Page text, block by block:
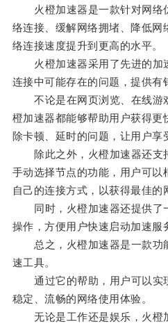
火橙加速器是一款针对网络
络连接、缓解网络拥堵、降低网
络连接速度提升到更高的水平。
火橙加速器采用了先进的加
连接中可能存在的问题，提供有
不论是在网页浏览、在线游
橙加速器都能够帮助用户获得更
除卡顿、延时的问题，让用户享
除此之外，火橙加速器还支
手动选择节点的功能，用户可以
自己的连接方式，以获得最佳的
同时，火橙加速器还提供了
操作，方便用户快速启动加速服
总之，火橙加速器是一款功
速工具。
通过它的帮助，用户可以实
稳定、流畅的网络使用体验。
无论是工作还是娱乐，火橙